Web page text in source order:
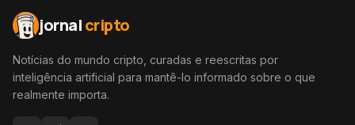
jornalcripto
Notícias do mundo cripto, curadas e reescritas por
inteligência artificial para mantê-lo informado sobre o que
realmente importa.